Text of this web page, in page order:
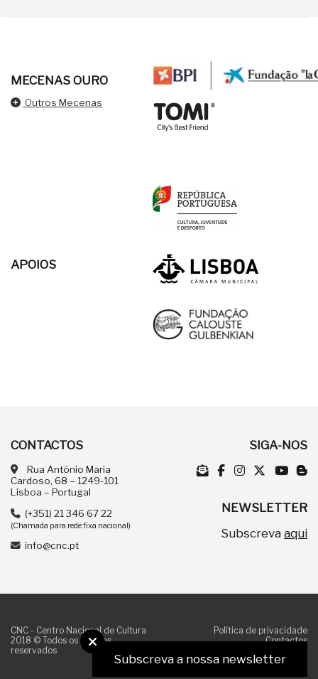
Subscreva a nossa newsletter
MECENAS OURO
Outros Mecenas
APOIOS
CONTACTOS
Rua António Maria
Cardoso, 68 – 1249-101
Lisboa – Portugal
(+351) 21 346 67 22
(Chamada para rede fixa nacional)
info@cnc.pt
SIGA-NOS
NEWSLETTER
Subscreva aqui
CNC - Centro Nacional de Cultura
2018 © Todos os direitos
reservados
Política de privacidade
Contactos